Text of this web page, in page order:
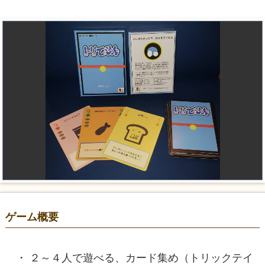
ゲーム概要
２～４人で遊べる、カード集め（トリックテイ